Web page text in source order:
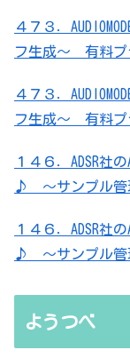
４７３．
フ生成～ 有料プ
４７３．
フ生成～ 有料プ
１４６．ADSR社
♪ ～サンプル管
１４６．ADSR社
♪ ～サンプル管
ようつべ